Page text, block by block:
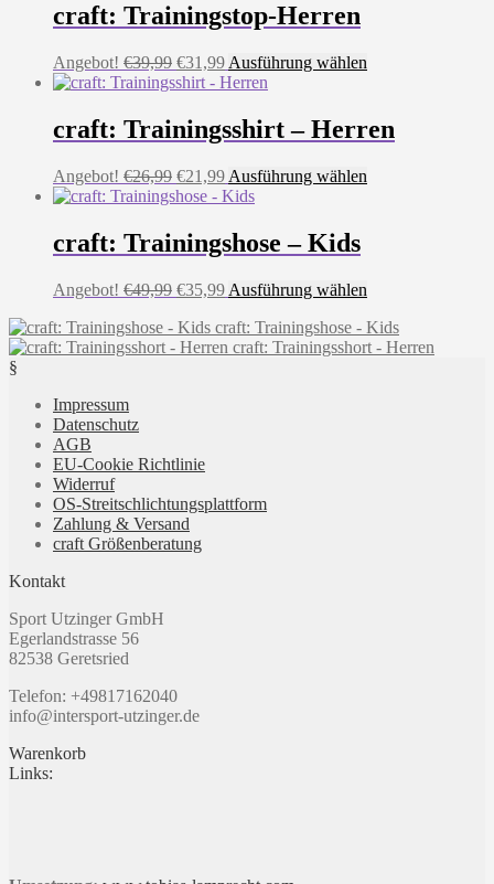
craft: Trainingstop-Herren
Angebot! €39,99 Ursprünglicher
Preis
€39,99
€31,99Aktueller
Preis
€31,99.
Ausführung wählen
Varianten
Die
gewählt
werden
craft: Trainingsshirt – Herren
Angebot! €26,99 Ursprünglicher
Preis
€26,99
€21,99Aktueller
Preis
€21,99.
Ausführung wählen
Die
können
auf
craft: Trainingshose – Kids
Angebot! €49,99 Ursprünglicher
war:
€49,99
€35,99Aktueller
ist:
€35,99.
Ausführung wählen
weist
mehrere
craft: Trainingshose - Kids
craft: Trainingsshort - Herren
§
Impressum
Datenschutz
AGB
EU-Cookie Richtlinie
Widerruf
OS-Streitschlichtungsplattform
Zahlung & Versand
craft Größenberatung
Kontakt
Sport Utzinger GmbH
Egerlandstrasse 56
82538 Geretsried
Telefon: +49817162040
info@intersport-utzinger.de
Warenkorb
Links: